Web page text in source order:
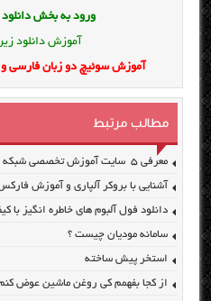
ورود به بخش
آموزش دانلود
آموزش سوئیچ دو زبان فارسی و
مطالب مرتبط
معرفی ۵ سایت آموزش تخصصی شبکه ، لینوکس و امنیت
آشنایی با بروکر آلپاری و آموزش
دانلود فول آلبوم های خاطره انگیز با
سامانه مودیان چیست ؟
استخر پیش ساخته
از کجا بفهمم کی روغن ماشین عوض